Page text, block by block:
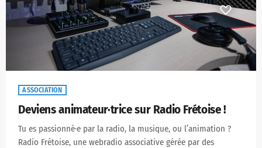
ASSOCIATION
Deviens animateur·trice sur Radio Frétoise !
Tu es passionné·e par la radio, la musique, ou l’animation ?
Radio Frétoise, une webradio associative gérée par des